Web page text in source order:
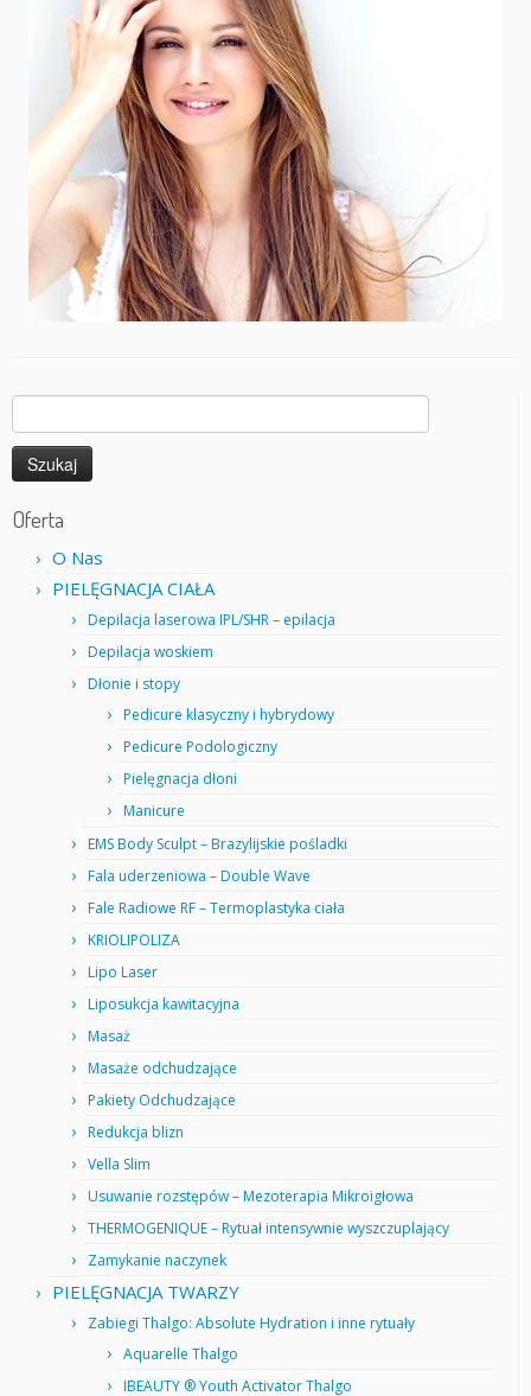
Oferta
O Nas
PIELĘGNACJA CIAŁA
Depilacja laserowa IPL/SHR – epilacja
Depilacja woskiem
Dłonie i stopy
Pedicure klasyczny i hybrydowy
Pedicure Podologiczny
Pielęgnacja dłoni
Manicure
EMS Body Sculpt – Brazylijskie pośladki
Fala uderzeniowa – Double Wave
Fale Radiowe RF – Termoplastyka ciała
KRIOLIPOLIZA
Lipo Laser
Liposukcja kawitacyjna
Masaż
Masaże odchudzające
Pakiety Odchudzające
Redukcja blizn
Vella Slim
Usuwanie rozstępów – Mezoterapia Mikroigłowa
THERMOGENIQUE – Rytuał intensywnie wyszczuplający
Zamykanie naczynek
PIELĘGNACJA TWARZY
Zabiegi Thalgo: Absolute Hydration i inne rytuały
Aquarelle Thalgo
IBEAUTY ® Youth Activator Thalgo